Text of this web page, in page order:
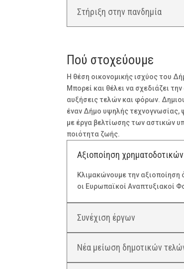
Στήριξη στην πανδημία
Πού στοχεύουμε
Η θέση οικονομικής ισχύος του
Μπορεί και θέλει να σχεδιάζει
αυξήσεις τελών και φόρων.
έναν Δήμο υψηλής τεχνογνωσίας,
με έργα βελτίωσης των αστικών
ποιότητα ζωής.
Αξιοποίηση
Κλιμακώνουμε την
οι Ευρωπαϊκοί Αναπτυξιακοί
Συνέχιση έργων
Νέα μείωση δημοτικών